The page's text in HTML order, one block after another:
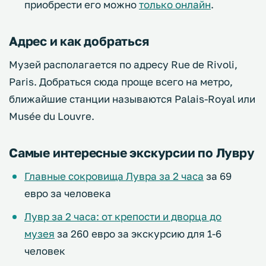
приобрести его можнотолько онлайн.
Адрес и как добраться
Музей располагается по адресу Rue de Rivoli,
Paris. Добраться сюда проще всего на метро,
ближайшие станции называются Palais-Royal или
Musée du Louvre.
Самые интересные экскурсии по Лувру
Главные сокровища Лувра за 2 часа за 69
евро за человека
Лувр за 2 часа: от крепости и дворца до
музея за 260 евро за экскурсию для 1-6
человек